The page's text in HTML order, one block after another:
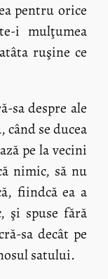
pentru orice
i mulţumea
ruşine ce
sa despre ale
când se ducea
pe la vecini
nimic, să nu
fiindcă ea a
şi spuse fără
sa decât pe
satului.